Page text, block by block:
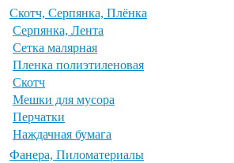
Скотч, Серпянка, Плёнка
Серпянка, Лента
Сетка малярная
Пленка полиэтиленовая
Скотч
Мешки для мусора
Перчатки
Наждачная бумага
Фанера, Пиломатериалы